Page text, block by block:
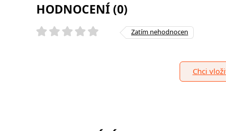
HODNOCENÍ (0)
Zatím nehodnocen
Chci